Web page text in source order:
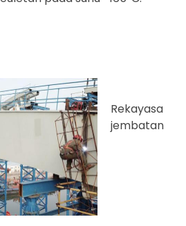
Rekayasa
jembatan